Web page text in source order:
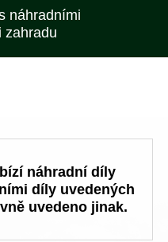
náhradními
zahradu
náhradní díly
díly uvedených
uvedeno jinak.